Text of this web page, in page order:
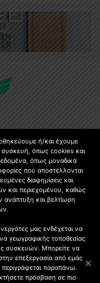
κοινότητας, ειδικά
της κατασκευής και
ή/και έχουμε
συσκευή, όπως cookies και
όπως μοναδικά
που αποστέλλονται
διαφημίσεις και
και περιεχομένου, καθώς
ανάπτυξη και βελτίωση
μας ενδέχεται να
γεωγραφικής τοποθεσίας
συσκευών. Μπορείτε να
επεξεργασία από εμάς
παραπάνω.
πρόσβαση σε πιο